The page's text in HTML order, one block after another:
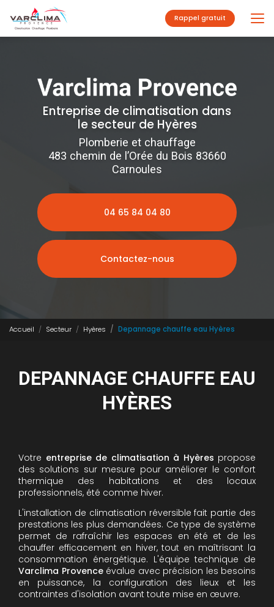
au
contenu
principal
Rappel gratuit
Entreprise de climatisation dans
le secteur de Hyères
Plomberie et chauffage
483 chemin de l’Orée du Bois 83660
Carnoules
04 65 84 04 80
Contactez-nous
Accueil Secteur Hyères Depannage chauffe eau Hyères
DEPANNAGE CHAUFFE EAU
HYÈRES
Votre entreprise de climatisation à Hyères propose
des solutions sur mesure pour améliorer le confort
thermique des habitations et des locaux
professionnels, été comme hiver.
L'installation de climatisation réversible fait partie des
prestations les plus demandées. Ce type de système
permet de rafraîchir les espaces en été et de les
chauffer efficacement en hiver, tout en maîtrisant la
consommation énergétique. L'équipe technique de
Varclima Provenceévalue avec précision les besoins
en puissance, la configuration des lieux et les
contraintes d'isolation avant toute mise en œuvre.